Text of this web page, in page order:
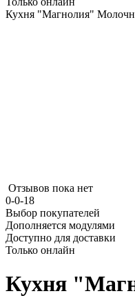
Кухня "Магнолия"
Отзывов пока нет
0-0-18
Выбор покупателей
Дополняется модулями
Доступно для доставки
Только онлайн
Кухня